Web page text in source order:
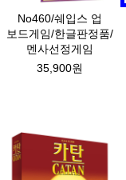
No460/쉐입스 업
보드게임/한글판정품/
멘사선정게임
35,900원